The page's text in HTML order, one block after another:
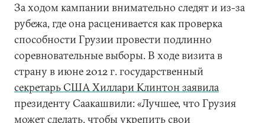
За ходом кампании внимательно следят и из-за
рубежа, где она расценивается как проверка
способности Грузии провести подлинно
соревновательные выборы. В ходе визита в
страну в июне 2012 г. государственный
секретарь США Хиллари Клинтон заявила
президенту Саакашвили: «Лучшее, что Грузия
может сделать, чтобы укрепить свои